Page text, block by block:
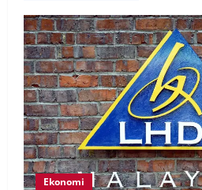
Ekonomi